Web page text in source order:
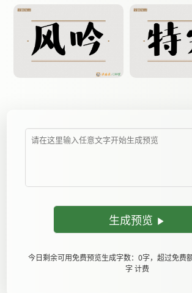
生成预览
今日剩余可用免费预览生成字数：0字，超过免费
字 计费